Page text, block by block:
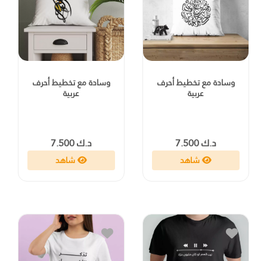
وسادة مع تخطيط أحرف
عربية
د.ك 7.500
شاهد
وسادة مع تخطيط أحرف
عربية
د.ك 7.500
شاهد